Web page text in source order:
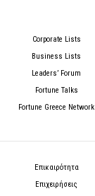
Corporate Lists
Business Lists
Leaders’ Forum
Fortune Talks
Fortune Greece Network
Επικαιρότητα
Επιχειρήσεις